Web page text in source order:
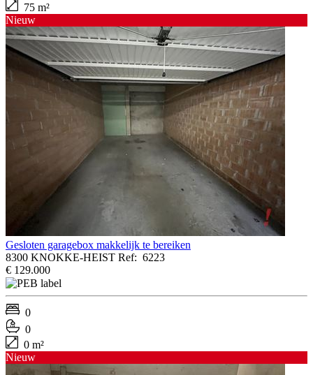
75 m²
Nieuw
Gesloten garagebox makkelijk te bereiken
8300 KNOKKE-HEIST Ref: 6223
€ 129.000
0
0
0 m²
Nieuw